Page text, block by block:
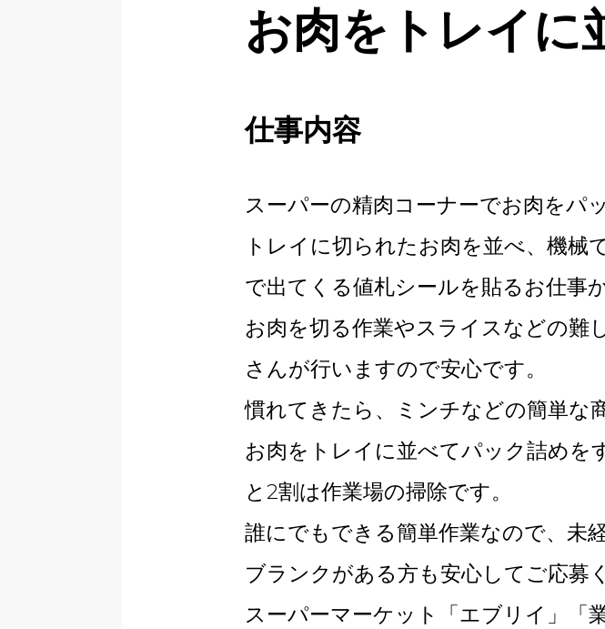
お肉をトレイに
仕事内容
スーパーの精肉コーナーでお肉をパ
トレイに切られたお肉を並べ、機械
で出てくる値札シールを貼るお仕事
お肉を切る作業やスライスなどの難
さんが行いますので安心です。
慣れてきたら、ミンチなどの簡単な
お肉をトレイに並べてパック詰めを
と2割は作業場の掃除です。
誰にでもできる簡単作業なので、未
ブランクがある方も安心してご応募
スーパーマーケット「エブリイ」「